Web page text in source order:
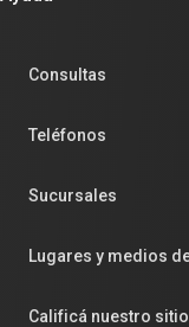
Consultas
Teléfonos
Sucursales
Lugares y medios
Calificá nuestro sitio